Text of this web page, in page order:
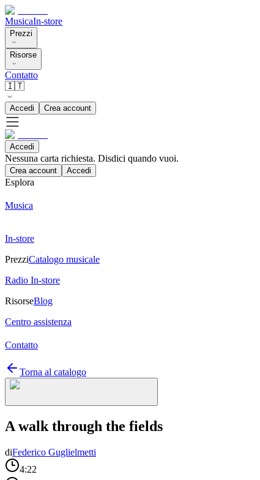
MusicaIn-store
Prezzi
Risorse
Contatto
🇮🇹
Accedi Crea account
Accedi
Nessuna carta richiesta. Disdici quando vuoi.
Crea account Accedi
Esplora
Musica
In-store
PrezziCatalogo musicale
Radio In-store
RisorseBlog
Centro assistenza
Contatto
Torna al catalogo
A walk through the fields
diFederico Guglielmetti
4:22